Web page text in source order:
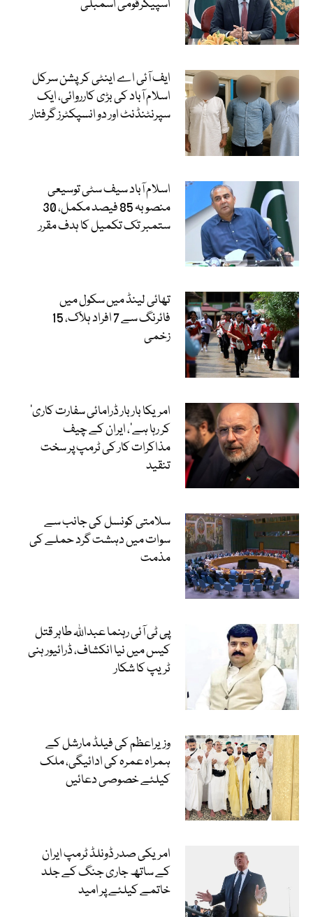
اسپیکرقومی اسمبلی
ایف آئی اے اینٹی کرپشن سرکل
اسلام آباد کی بڑی کارروائی، ایک
سپرنٹنڈنٹ اور دو انسپکٹرز گرفتار
اسلام آباد سیف سٹی توسیعی
منصوبہ 85 فیصد مکمل، 30
ستمبر تک تکمیل کا ہدف مقرر
تھائی لینڈ میں سکول میں
فائرنگ سے 7 افراد ہلاک، 15
زخمی
’امریکا بار بار ڈرامائی سفارت کاری
کر رہا ہے‘، ایران کے چیف
مذاکرات کار کی ٹرمپ پر سخت
تنقید
سلامتی کونسل کی جانب سے
سوات میں دہشت گرد حملے کی
مذمت
پی ٹی آئی رہنما عبداللہ طاہر قتل
کیس میں نیا انکشاف، ڈرائیور ہنی
ٹریپ کا شکار
وزیراعظم کی فیلڈ مارشل کے
ہمراہ عمرہ کی ادائیگی، ملک
کیلئے خصوصی دعائیں
امریکی صدر ڈونلڈ ٹرمپ ایران
کے ساتھ جاری جنگ کے جلد
خاتمے کیلئے پر امید